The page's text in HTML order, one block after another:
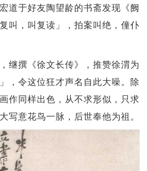
道于好友陶望龄的书斋发现《阙
叫，叫复读」，拍案叫绝，僮仆
继撰《徐文长传》，推赞徐渭为
，令这位狂才声名自此大噪。除
作同样出色，从不求形似，只求
写意花鸟一脉，后世奉他为祖。